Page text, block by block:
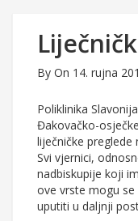
By On 14. rujna
Poliklinika
Đakovačko-
liječničke
Svi vjernici,
nadbiskupije koji
ove vrste mogu
uputiti u daljnji